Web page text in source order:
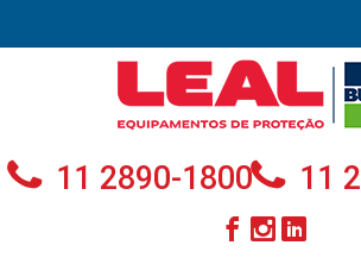
11 2890-1800 11